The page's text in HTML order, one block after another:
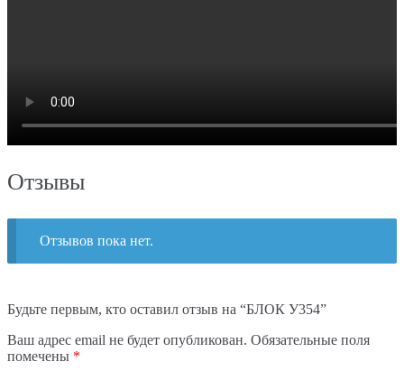
Отзывы
Отзывов пока нет.
Будьте первым, кто оставил отзыв на “БЛОК У354”
Ваш адрес email не будет опубликован. Обязательные поля
помечены *